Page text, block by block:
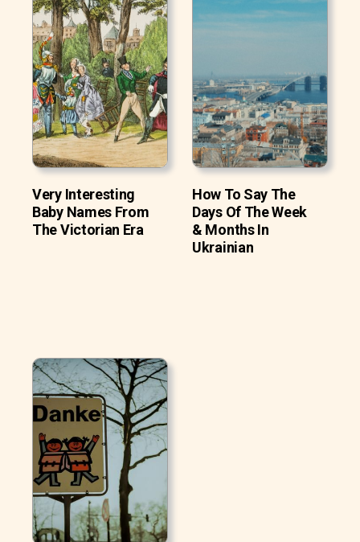
Very Interesting
Baby Names From
The Victorian Era
How To Say The
Days Of The Week
& Months In
Ukrainian